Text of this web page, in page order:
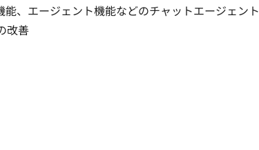
、エージェント機能などのチャットエージェン
改善